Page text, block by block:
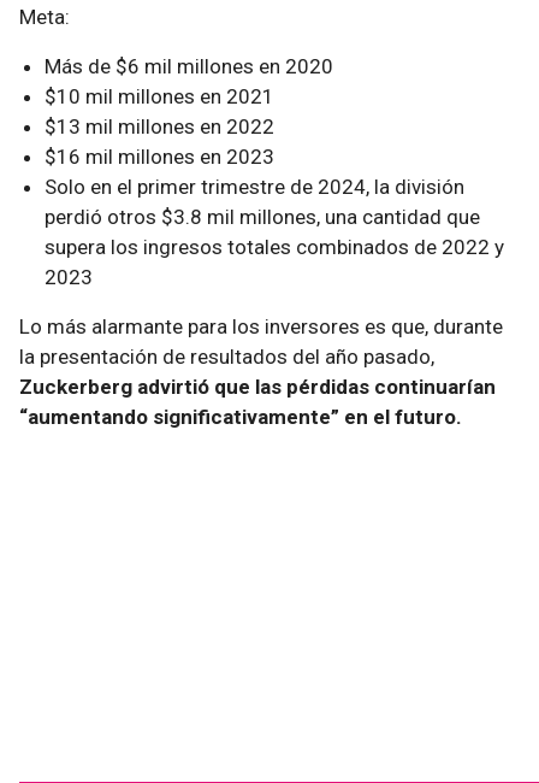
Meta:
Más de $6 mil millones en 2020
$10 mil millones en 2021
$13 mil millones en 2022
$16 mil millones en 2023
Solo en el primer trimestre de 2024, la división
perdió otros $3.8 mil millones, una cantidad que
supera los ingresos totales combinados de 2022 y
2023
Lo más alarmante para los inversores es que, durante
la presentación de resultados del año pasado,
Zuckerberg advirtió que las pérdidas continuarían
“aumentando significativamente” en el futuro.